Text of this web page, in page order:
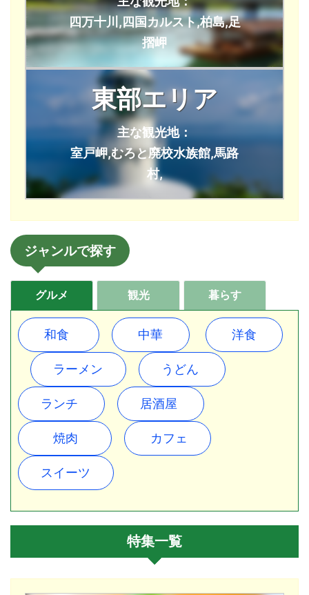
四万十川,四国カルスト,柏島,足
摺岬
東部エリア
主な観光地：
室戸岬,むろと廃校水族館,馬路
村,
ジャンルで探す
グルメ 観光 暮らす
和食 中華 洋食
ラーメン うどん
ランチ 居酒屋
焼肉 カフェ
スイーツ
特集一覧